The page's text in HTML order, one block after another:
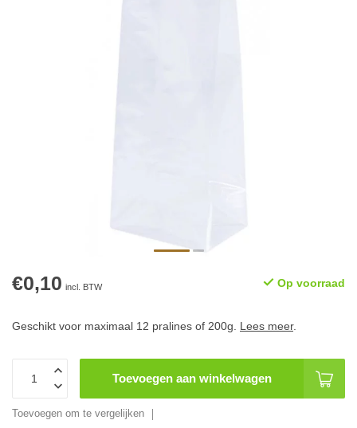
€0,10 incl. BTW Op voorraad
Geschikt voor maximaal 12 pralines of 200g. Lees meer.
Toevoegen aan winkelwagen
Toevoegen om te vergelijken